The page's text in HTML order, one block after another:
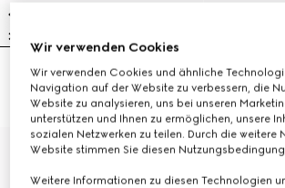
Riviera Herren-Zehensandale
€ 650
Riviera
€ 650
Wir verwenden Cookies
Wir verwenden Cookies und ähnliche
Navigation auf der Website zu verbessern, die
Website zu analysieren, uns bei unseren
unterstützen und Ihnen zu ermöglichen, unsere
sozialen Netzwerken zu teilen. Durch die weitere
Website stimmen Sie diesen
Weitere Informationen zu diesen Technologien